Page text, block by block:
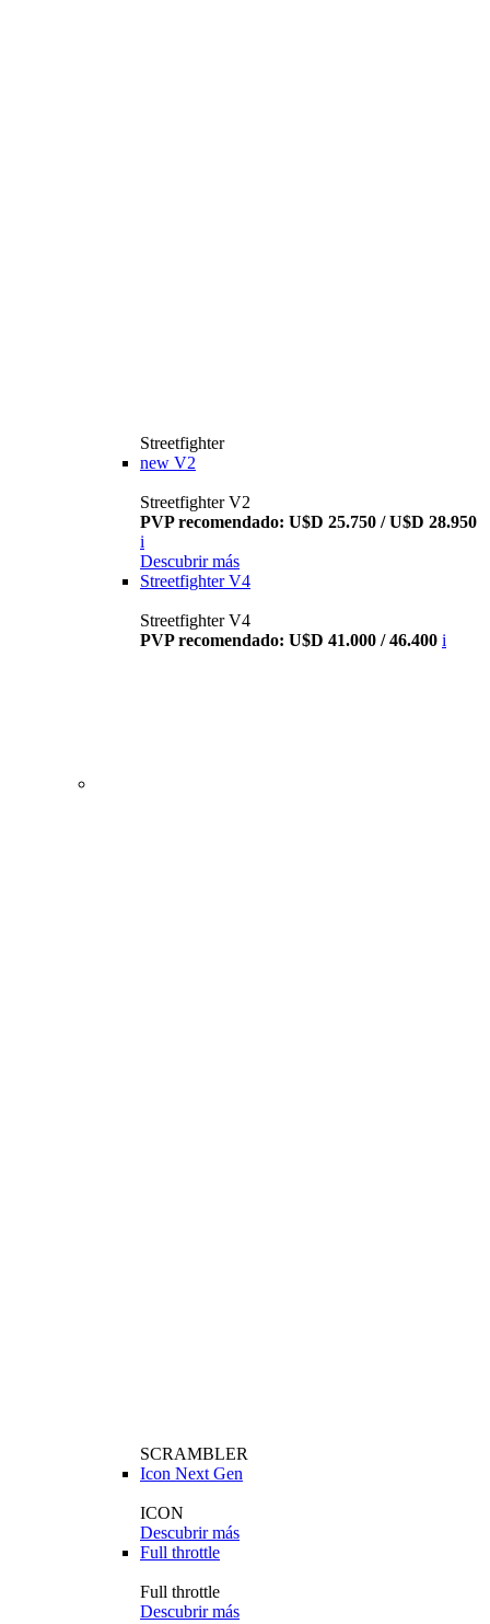
Streetfighter
new V2
Streetfighter V2
PVP recomendado: U$D 25.750 / U$D 28.950
i
Descubrir más
Streetfighter V4
Streetfighter V4
PVP recomendado: U$D 41.000 / 46.400 i
SCRAMBLER
Icon Next Gen
ICON
Descubrir más
Full throttle
Full throttle
Descubrir más